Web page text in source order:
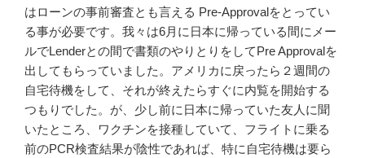
はローンの事前審査とも言える Pre-Approvalをとってい
る事が必要です。我々は6月に日本に帰っている間にメー
ルでLenderとの間で書類のやりとりをしてPre Approvalを
出してもらっていました。アメリカに戻ったら２週間の
自宅待機をして、それが終えたらすぐに内覧を開始する
つもりでした。が、少し前に日本に帰っていた友人に聞
いたところ、ワクチンを接種していて、フライトに乗る
前のPCR検査結果が陰性であれば、特に自宅待機は要ら